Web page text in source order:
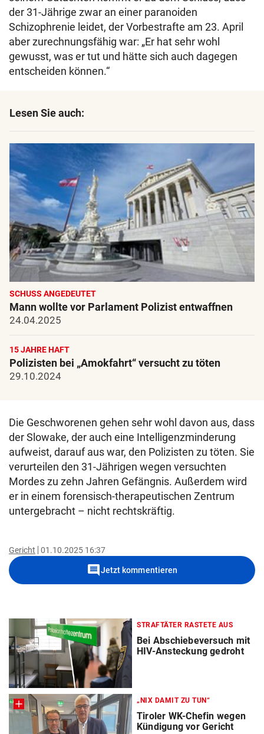
der 31-Jährige zwar an einer paranoiden
Schizophrenie leidet, der Vorbestrafte am 23. April
aber zurechnungsfähig war: „Er hat sehr wohl
gewusst, was er tut und hätte sich auch dagegen
entscheiden können.“
Lesen Sie auch:
SCHUSS ANGEDEUTET
Mann wollte vor Parlament Polizist entwaffnen
24.04.2025
15 JAHRE HAFT
Polizisten bei „Amokfahrt“ versucht zu töten
29.10.2024
Die Geschworenen gehen sehr wohl davon aus, dass
der Slowake, der auch eine Intelligenzminderung
aufweist, darauf aus war, den Polizisten zu töten. Sie
verurteilen den 31-Jährigen wegen versuchten
Mordes zu zehn Jahren Gefängnis. Außerdem wird
er in einem forensisch-therapeutischen Zentrum
untergebracht – nicht rechtskräftig.
Gericht 01.10.2025 16:37
commentJetzt kommentieren
STRAFTÄTER RASTETE AUS
Bei Abschiebeversuch mit
HIV-Ansteckung gedroht
„NIX DAMIT ZU TUN“
Tiroler WK-Chefin wegen
Kündigung vor Gericht